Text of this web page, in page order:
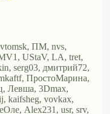
ПМ, nvs,
UStaV, LA, tret,
serg03, дмитрий72,
ПростоМарина,
Левша, 3Dmax,
kaifsheg, vovkax,
Alex231, usr, srv,